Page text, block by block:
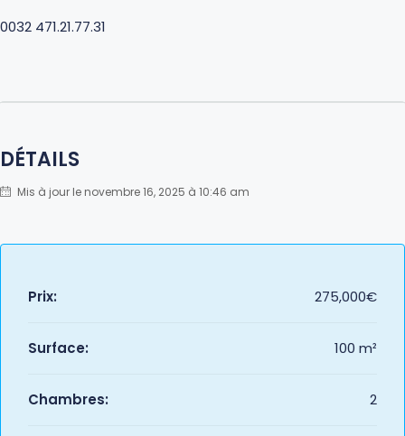
0032 471.21.77.31
DÉTAILS
Mis à jour le novembre 16, 2025 à 10:46 am
Prix: 275,000€
Surface: 100 m²
Chambres: 2